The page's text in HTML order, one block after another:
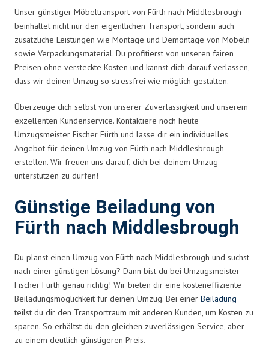
Unser günstiger Möbeltransport von Fürth nach Middlesbrough
beinhaltet nicht nur den eigentlichen Transport, sondern auch
zusätzliche Leistungen wie Montage und Demontage von Möbeln
sowie Verpackungsmaterial. Du profitierst von unseren fairen
Preisen ohne versteckte Kosten und kannst dich darauf verlassen,
dass wir deinen Umzug so stressfrei wie möglich gestalten.
Überzeuge dich selbst von unserer Zuverlässigkeit und unserem
exzellenten Kundenservice. Kontaktiere noch heute
Umzugsmeister Fischer Fürth und lasse dir ein individuelles
Angebot für deinen Umzug von Fürth nach Middlesbrough
erstellen. Wir freuen uns darauf, dich bei deinem Umzug
unterstützen zu dürfen!
Günstige Beiladung von
Fürth nach Middlesbrough
Du planst einen Umzug von Fürth nach Middlesbrough und suchst
nach einer günstigen Lösung? Dann bist du bei Umzugsmeister
Fischer Fürth genau richtig! Wir bieten dir eine kosteneffiziente
Beiladungsmöglichkeit für deinen Umzug. Bei einer Beiladung
teilst du dir den Transportraum mit anderen Kunden, um Kosten zu
sparen. So erhältst du den gleichen zuverlässigen Service, aber
zu einem deutlich günstigeren Preis.